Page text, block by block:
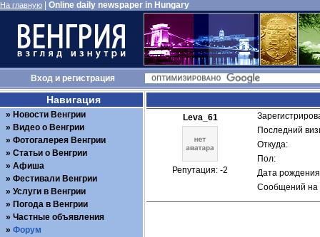
На главную Online daily newspaper in Hungary
Входи регистрация
Leva_61
Репутация: -2
Последний
Откуда:
Пол:
Дата
Сообщений на
Навигация
Новости Венгрии
Видео о Венгрии
Фотогалерея Венгрии
Статьи о Венгрии
Афиша
Фестивали Венгрии
Услуги в Венгрии
Погода в Венгрии
Частные объявления
Форум